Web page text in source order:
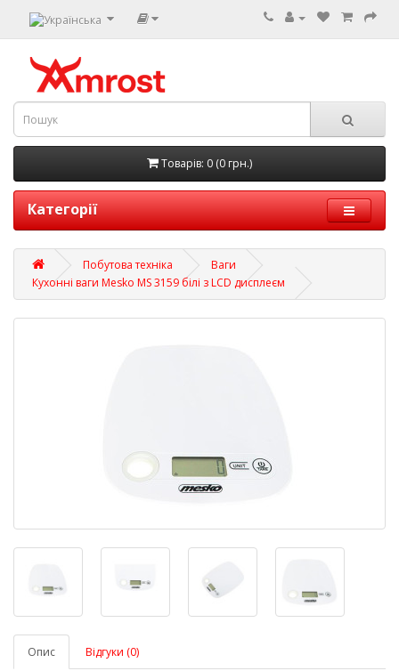
Товарів: 0 (0 грн.)
Категорії
Побутова техніка
Ваги
Кухонні ваги Mesko MS 3159 білі з LCD дисплеєм
Опис Відгуки (0)